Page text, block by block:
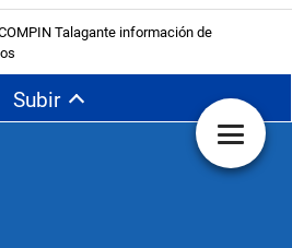
Talagante información de
Subir